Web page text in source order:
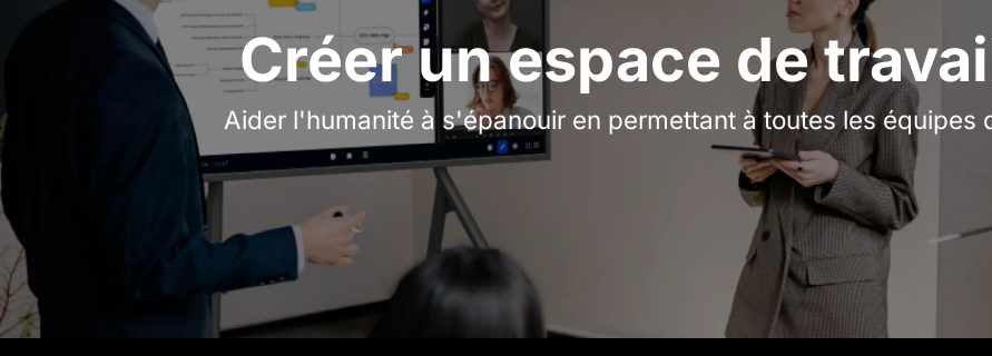
Créer un espace de
Aider l'humanité à s'épanouir en permettant à toutes les équipes